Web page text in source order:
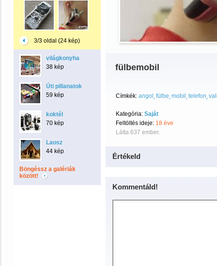
3/3 oldal (24 kép)
világkonyha
38 kép
Úti pillanatok
59 kép
koktél
70 kép
Laosz
44 kép
Böngéssz a galériák
között!
fülbemobil
Címkék: angol fülbe mobil telefon
Kategória: Saját
Feltöltés ideje: 18 éve
Látta 637 ember.
Értékeld
Kommentáld!